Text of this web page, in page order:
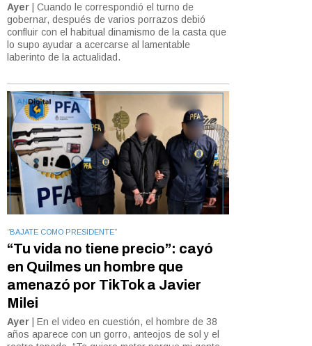
Ayer | Cuando le correspondió el turno de
gobernar, después de varios porrazos debió
confluir con el habitual dinamismo de la casta que
lo supo ayudar a acercarse al lamentable
laberinto de la actualidad.
“BAJATE COMO PRESIDENTE”
“Tu vida no tiene precio”: cayó
en Quilmes un hombre que
amenazó por TikTok a Javier
Milei
Ayer | En el video en cuestión, el hombre de 38
años aparece con un gorro, anteojos de sol y el